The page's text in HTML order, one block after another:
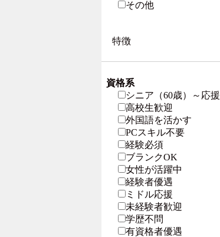
その他
特徴
資格系
シニア（60歳）～応援
高校生歓迎
外国語を活かす
PCスキル不要
経験必須
ブランクOK
女性が活躍中
経験者優遇
ミドル応援
未経験者歓迎
学歴不問
有資格者優遇